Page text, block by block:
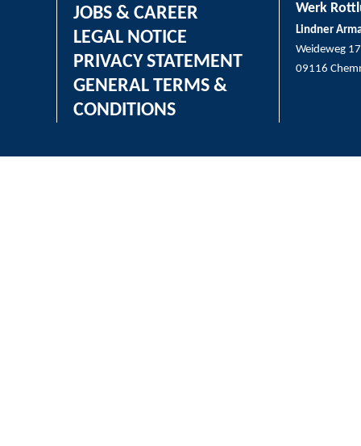
JOBS & CAREER
LEGAL NOTICE
PRIVACY STATEMENT
GENERAL TERMS &
CONDITIONS
Werk
Lindner
Weideweg 17
09116